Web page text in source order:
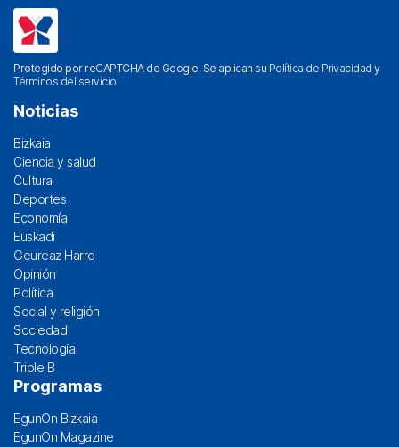
Protegido por reCAPTCHA de Google. Se aplican su Política de Privacidad y
Términos del servicio.
Noticias
Bizkaia
Ciencia y salud
Cultura
Deportes
Economía
Euskadi
Geureaz Harro
Opinión
Política
Social y religión
Sociedad
Tecnología
Triple B
Programas
EgunOn Bizkaia
EgunOn Magazine